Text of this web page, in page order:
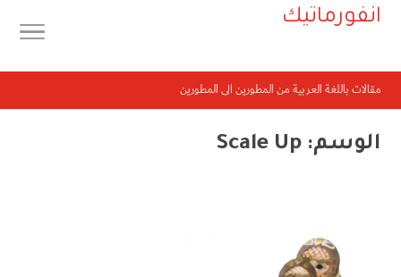
انفورماتيك
مقالات باللغة العربية من المطورين الى المطورين
الوسم: Scale Up